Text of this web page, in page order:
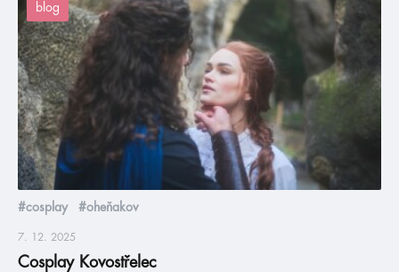
blog
#cosplay #oheňakov
7. 12. 2025
Cosplay Kovostřelec